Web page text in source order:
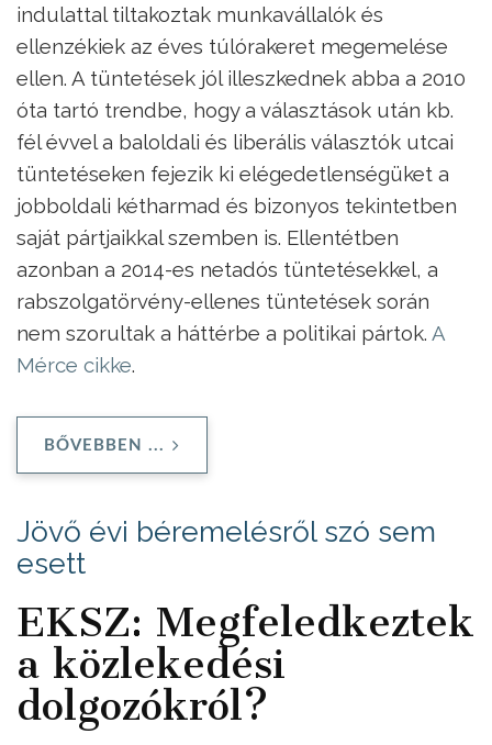
indulattal tiltakoztak munkavállalók és
ellenzékiek az éves túlórakeret megemelése
ellen. A tüntetések jól illeszkednek abba a 2010
óta tartó trendbe, hogy a választások után kb.
fél évvel a baloldali és liberális választók utcai
tüntetéseken fejezik ki elégedetlenségüket a
jobboldali kétharmad és bizonyos tekintetben
saját pártjaikkal szemben is. Ellentétben
azonban a 2014-es netadós tüntetésekkel, a
rabszolgatörvény-ellenes tüntetések során
nem szorultak a háttérbe a politikai pártok. A
Mérce cikke.
BŐVEBBEN ...
Jövő évi béremelésről szó sem
esett
EKSZ: Megfeledkeztek
a közlekedési
dolgozókról?